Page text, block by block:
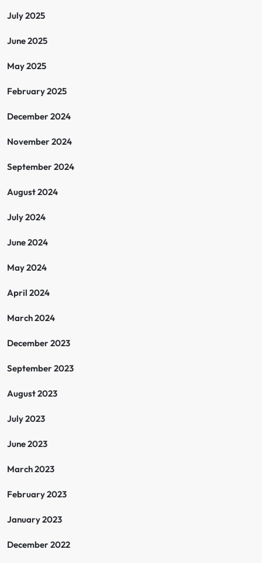
i
o
n
July 2025
June 2025
May 2025
February 2025
December 2024
November 2024
September 2024
August 2024
July 2024
June 2024
May 2024
April 2024
March 2024
December 2023
September 2023
August 2023
July 2023
June 2023
March 2023
February 2023
January 2023
December 2022